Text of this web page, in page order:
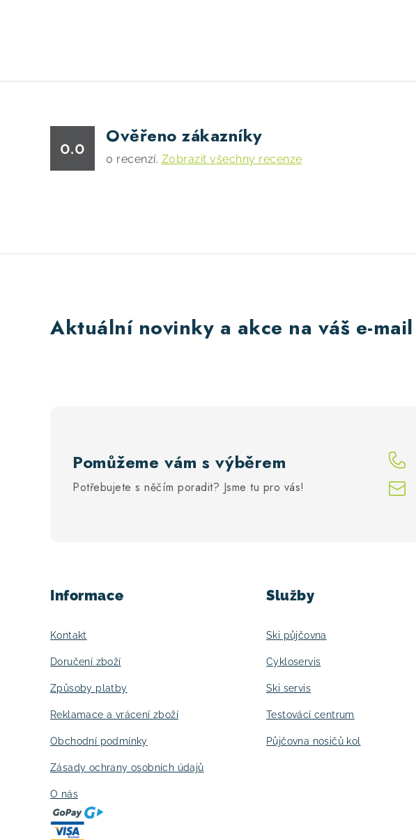
0.0
Ověřeno zákazníky
0 recenzí. Zobrazit všechny recenze
Aktuální novinky a akce na váš e-mail
Pomůžeme vám s výběrem
Potřebujete s něčím poradit? Jsme tu pro vás!
Informace
Kontakt
Doručení zboží
Způsoby platby
Reklamace a vrácení zboží
Obchodní podmínky
Zásady ochrany osobních údajů
O nás
Služby
Ski půjčovna
Cykloservis
Ski servis
Testovácí centrum
Půjčovna nosičů kol